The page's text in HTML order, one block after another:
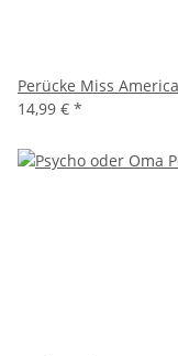
Perücke Miss
14,99 € *